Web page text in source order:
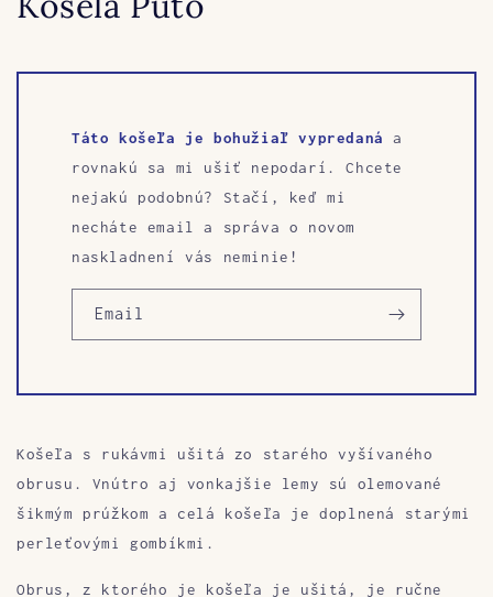
Táto košeľa je bohužiaľ vypredaná
a
rovnakú sa mi ušiť nepodarí. Chcete
nejakú podobnú? Stačí, keď mi
necháte email a správa o novom
naskladnení vás neminie!
Email
Košeľa s rukávmi ušitá zo starého vyšívaného
obrusu. Vnútro aj vonkajšie lemy sú olemované
šikmým prúžkom a celá košeľa je doplnená starými
perleťovými gombíkmi.
Obrus, z ktorého je košeľa je ušitá, je ručne